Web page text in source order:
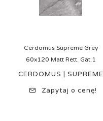
Cerdomus Supreme Grey
60x120 Matt Rett. Gat.1
CERDOMUS | SUPREME
Zapytaj o cenę!